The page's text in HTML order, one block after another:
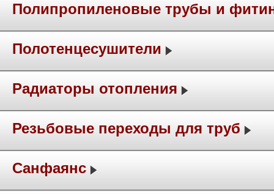
Полипропиленовые трубы и
Полотенцесушители
Радиаторы отопления
Резьбовые переходы для труб
Санфаянс